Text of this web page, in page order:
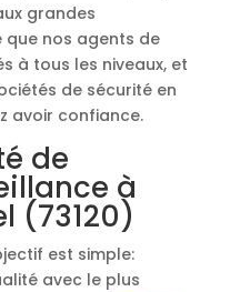
grandes
que nos agents de
à tous les niveaux, et
de sécurité en
avoir confiance.
de
à
(73120)
est simple:
avec le plus